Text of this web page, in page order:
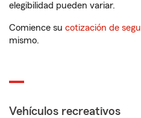
elegibilidad pueden variar.
Comience su cotización de
mismo.
Vehículos recreativos